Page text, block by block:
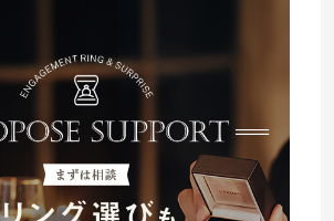
チュエーション診断
チング診断
ラン検索
方法
I-PRIMO公式サイト